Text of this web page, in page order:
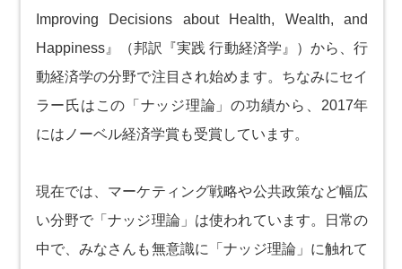
Improving Decisions about Health, Wealth, and
Happiness』（邦訳『実践 行動経済学』）から、行
動経済学の分野で注目され始めます。ちなみにセイ
ラー氏はこの「ナッジ理論」の功績から、2017年
にはノーベル経済学賞も受賞しています。
現在では、マーケティング戦略や公共政策など幅広
い分野で「ナッジ理論」は使われています。日常の
中で、みなさんも無意識に「ナッジ理論」に触れて